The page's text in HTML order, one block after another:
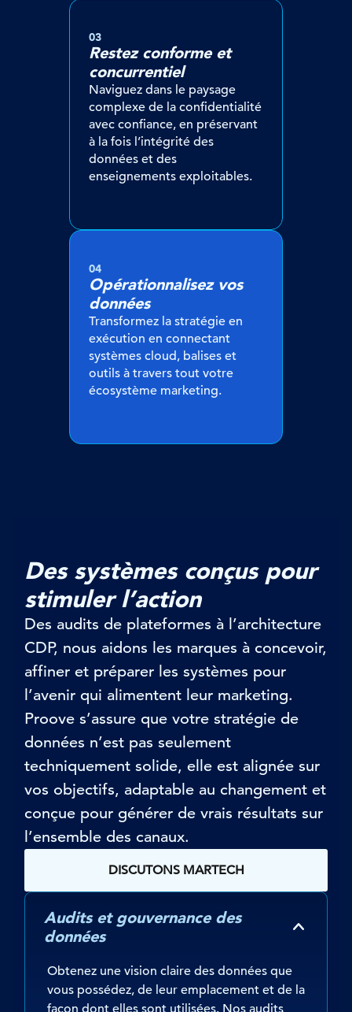
03
Restez conforme et
concurrentiel
Naviguez dans le paysage
complexe de la confidentialité
avec confiance, en préservant
à la fois l’intégrité des
données et des
enseignements exploitables.
04
Opérationnalisez vos
données
Transformez la stratégie en
exécution en connectant
systèmes cloud, balises et
outils à travers tout votre
écosystème marketing.
Des systèmes conçus pour
stimuler l’action
Des audits de plateformes à l’architecture
CDP, nous aidons les marques à concevoir,
affiner et préparer les systèmes pour
l’avenir qui alimentent leur marketing.
Proove s’assure que votre stratégie de
données n’est pas seulement
techniquement solide, elle est alignée sur
vos objectifs, adaptable au changement et
conçue pour générer de vrais résultats sur
l’ensemble des canaux.
DISCUTONS MARTECH
Audits et gouvernance des
données
Obtenez une vision claire des données que
vous possédez, de leur emplacement et de la
façon dont elles sont utilisées. Nos audits